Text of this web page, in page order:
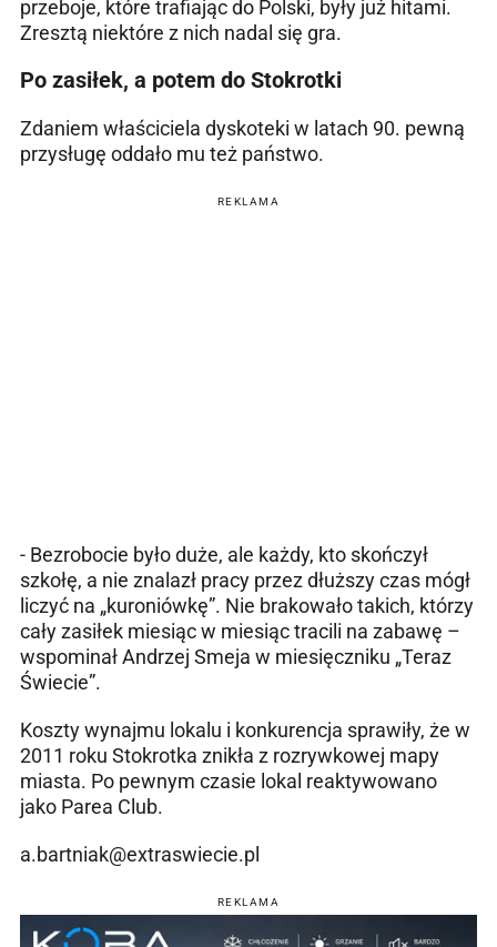
przeboje, które trafiając do Polski, były już hitami.
Zresztą niektóre z nich nadal się gra.
Po zasiłek, a potem do Stokrotki
Zdaniem właściciela dyskoteki w latach 90. pewną
przysługę oddało mu też państwo.
REKLAMA
- Bezrobocie było duże, ale każdy, kto skończył
szkołę, a nie znalazł pracy przez dłuższy czas mógł
liczyć na „kuroniówkę”. Nie brakowało takich, którzy
cały zasiłek miesiąc w miesiąc tracili na zabawę –
wspominał Andrzej Smeja w miesięczniku „Teraz
Świecie”.
Koszty wynajmu lokalu i konkurencja sprawiły, że w
2011 roku Stokrotka znikła z rozrywkowej mapy
miasta. Po pewnym czasie lokal reaktywowano
jako Parea Club.
a.bartniak@extraswiecie.pl
REKLAMA